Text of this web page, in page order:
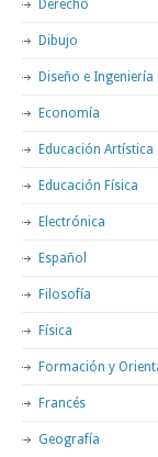
Derecho
Dibujo
Diseño e Ingeniería
Economía
Educación Artística
Educación Física
Electrónica
Español
Filosofía
Física
Formación y
Francés
Geografía